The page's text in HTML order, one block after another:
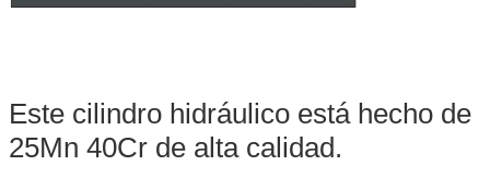
Este cilindro hidráulico está hecho de
25Mn 40Cr de alta calidad.